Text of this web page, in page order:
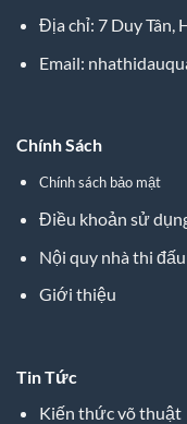
Địa chỉ: 7 Duy Tân,
Email:
Chính Sách
Chính sách bảo mật
Điều khoản sử
Nội quy nhà thi đấu
Giới thiệu
Tin Tức
Kiến thức võ thuật